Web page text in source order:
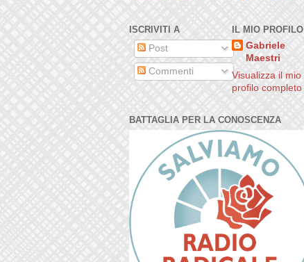
ISCRIVITI A
Post
Commenti
IL MIO PROFILO
Gabriele
Maestri
Visualizza il mio
profilo completo
BATTAGLIA PER LA CONOSCENZA